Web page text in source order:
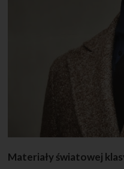
Materiały światowej